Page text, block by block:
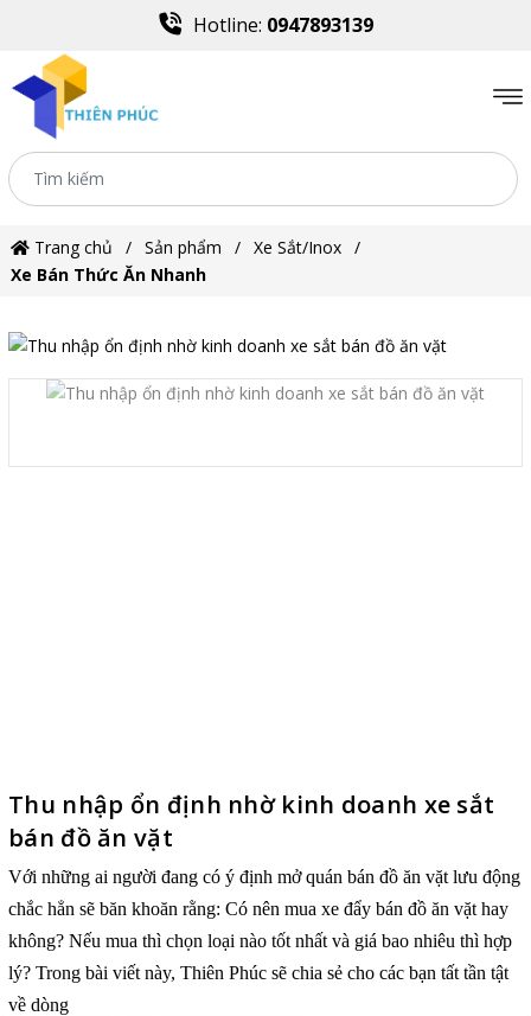
Hotline: 0947893139
Trang chủ Sản phẩm
Xe Sắt/Inox
Xe Bán Thức Ăn Nhanh
Thu nhập ổn định nhờ kinh doanh xe sắt
bán đồ ăn vặt
Với những ai người đang có ý định mở quán bán đồ ăn vặt lưu động
chắc hẳn sẽ băn khoăn rằng: Có nên mua xe đẩy bán đồ ăn vặt hay
không? Nếu mua thì chọn loại nào tốt nhất và giá bao nhiêu thì hợp
lý? Trong bài viết này, Thiên Phúc sẽ chia sẻ cho các bạn tất tần tật
về dòng